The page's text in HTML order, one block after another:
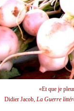
«Et que je
Didier Jacob, La Guerre